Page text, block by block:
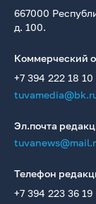
667000
д. 100.
Коммерческий
+7 394 222 18 10
Эл.почта
Телефон
+7 394 223 36 19